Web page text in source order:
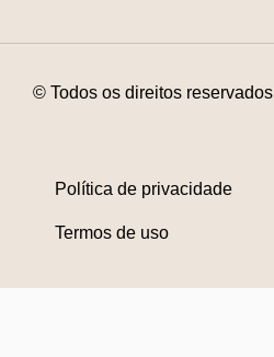
© Todos os direitos reservados
Política de privacidade
Termos de uso